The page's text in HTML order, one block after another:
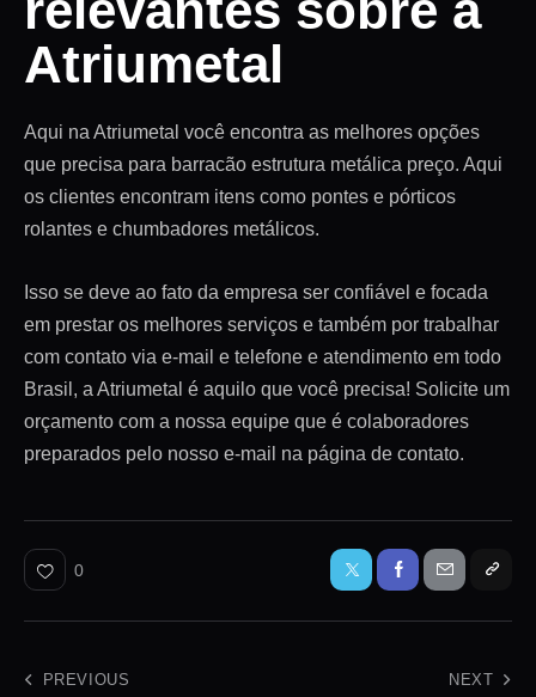
Atriumetal
Aqui na Atriumetal você encontra as melhores opções
que precisa para barracão estrutura metálica preço. Aqui
os clientes encontram itens como pontes e pórticos
rolantes e chumbadores metálicos.
Isso se deve ao fato da empresa ser confiável e focada
em prestar os melhores serviços e também por trabalhar
com contato via e-mail e telefone e atendimento em todo
Brasil, a Atriumetal é aquilo que você precisa! Solicite um
orçamento com a nossa equipe que é colaboradores
preparados pelo nosso e-mail na página de contato.
0
PREVIOUS NEXT